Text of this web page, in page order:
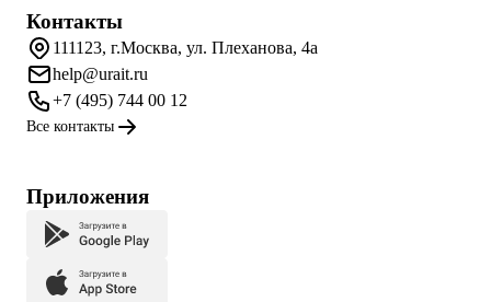
Контакты
111123, г.Москва, ул. Плеханова, 4а
help@urait.ru
+7 (495) 744 00 12
Все контакты
Приложения